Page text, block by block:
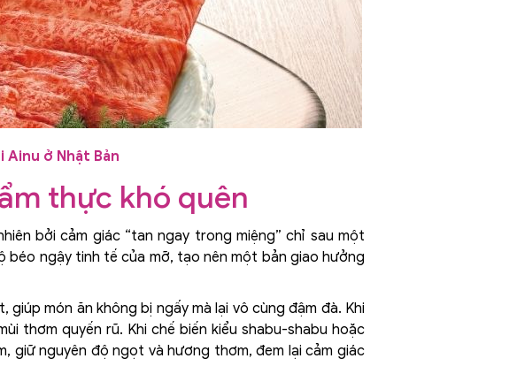
Ainu ở Nhật Bản
thực khó quên
bởi cảm giác “tan ngay trong miệng” chỉ sau một
béo ngậy tinh tế của mỡ, tạo nên một bản giao hưởng
món ăn không bị ngấy mà lại vô cùng đậm đà. Khi
thơm quyến rũ. Khi chế biến kiểu shabu-shabu hoặc
giữ nguyên độ ngọt và hương thơm, đem lại cảm giác